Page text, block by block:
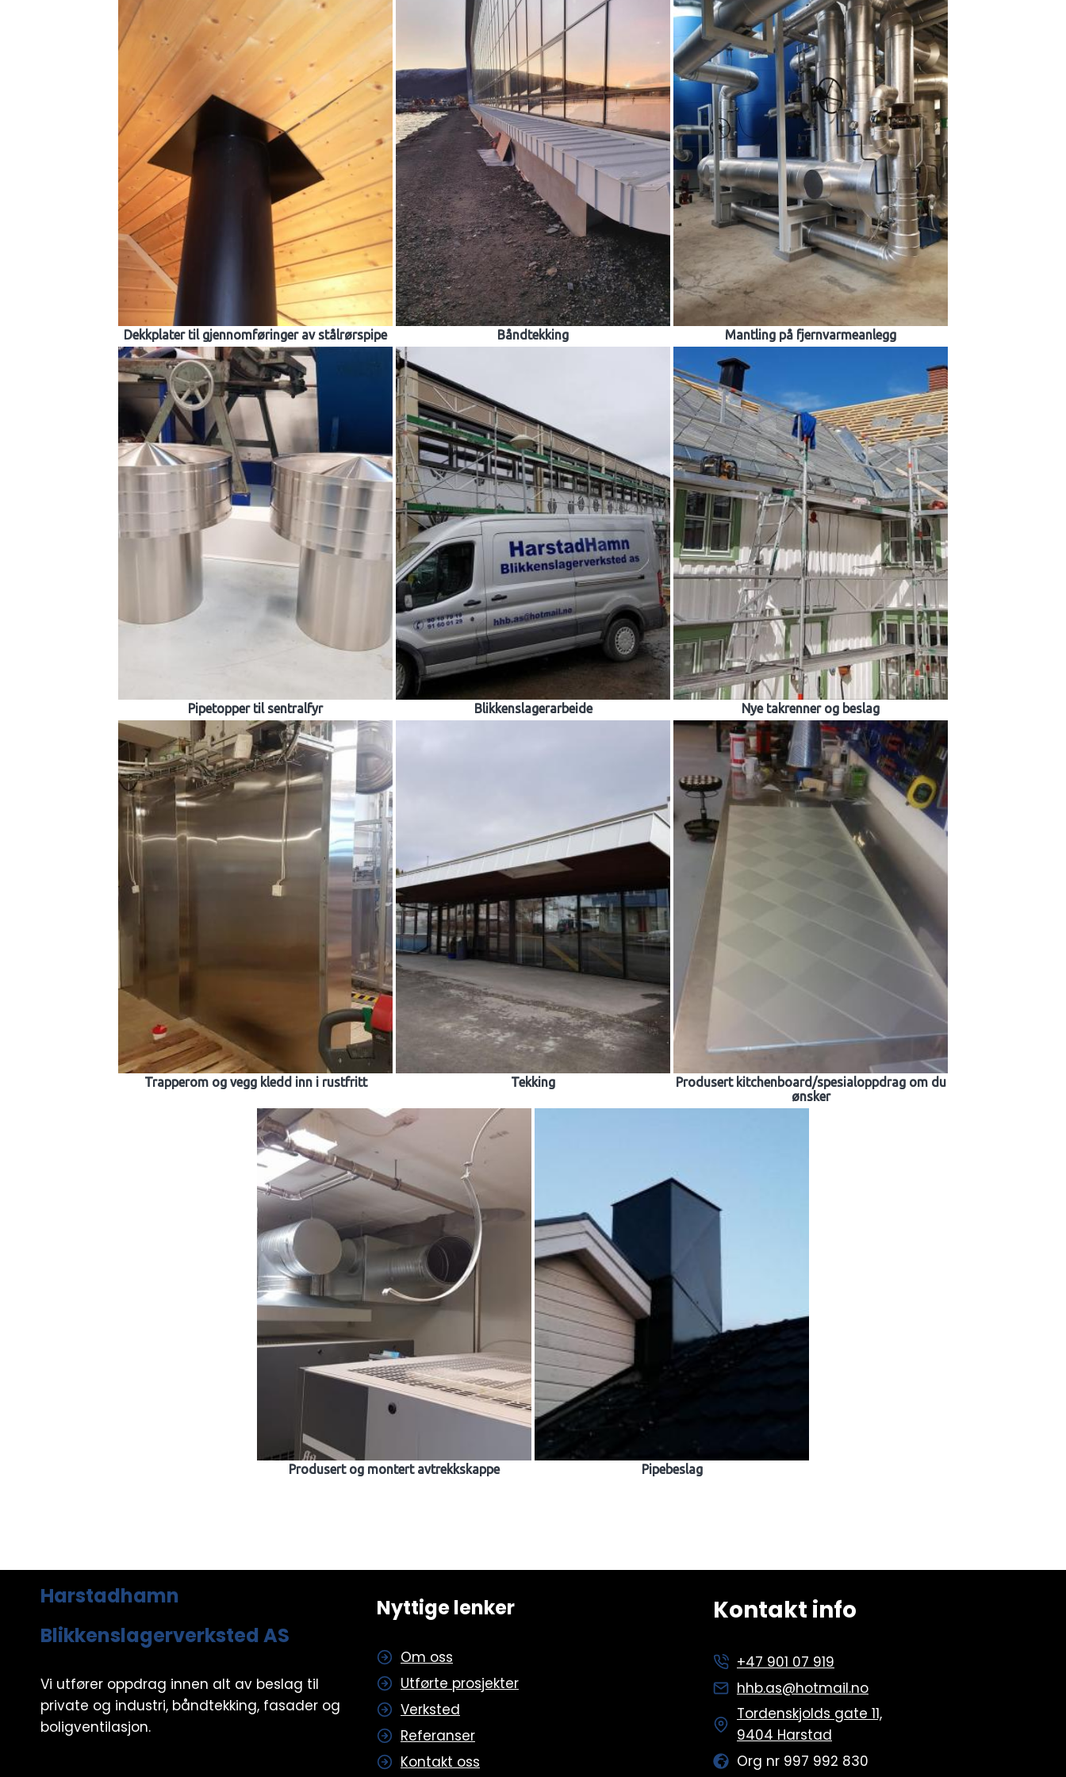
Dekkplater til gjennomføringer av stålrørspipe Båndtekking Mantling på fjernvarmeanlegg
Pipetopper til sentralfyr Blikkenslagerarbeide Nye takrenner og beslag
Trapperom og vegg kledd inn i rustfritt Tekking
Produsert kitchenboard/spesialoppdrag om du
ønsker
Produsert og montert avtrekkskappe Pipebeslag
Harstadhamn
Blikkenslagerverksted AS
Vi utfører oppdrag innen alt av beslag til
private og industri, båndtekking, fasader og
boligventilasjon.
Nyttige lenker
Om oss
Utførte prosjekter
Verksted
Referanser
Kontakt oss
Kontakt info
+47 901 07 919
hhb.as@hotmail.no
Tordenskjolds gate 11,
9404 Harstad
Org nr 997 992 830